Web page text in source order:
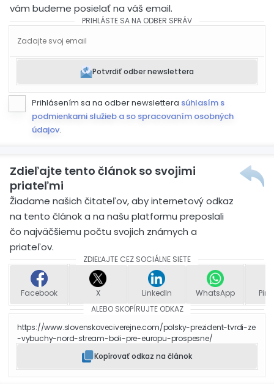
vám budeme posielať na váš email.
PRIHLÁSTE SA NA ODBER SPRÁV
Potvrdiť odber newslettera
Prihlásením sa na odber newslettera súhlasím s
podmienkami služieb a so spracovaním osobných
údajov.
Zdieľajte tento článok so svojimi
priateľmi
Žiadame našich čitateľov, aby internetový odkaz
na tento článok a na našu platformu preposlali
čo najväčšiemu počtu svojich známych a
priateľov.
ZDIEĽAJTE CEZ SOCIÁLNE SIETE
Facebook X LinkedIn WhatsApp
ALEBO SKOPÍRUJTE ODKAZ
https://www.slovenskoveciverejne.com/polsky-prezident-tvrdi-ze
-vybuchy-nord-stream-boli-pre-europu-prospesne/
Kopírovať odkaz na článok